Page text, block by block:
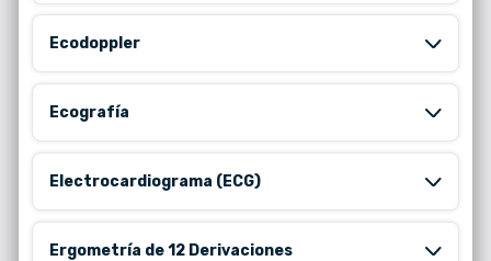
Ecodoppler
Ecografía
Electrocardiograma (ECG)
Ergometría de 12 Derivaciones